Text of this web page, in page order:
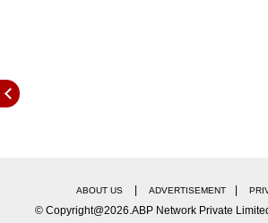
ABOUT US ADVERTISEMENT
© Copyright@2026.ABP Network Private